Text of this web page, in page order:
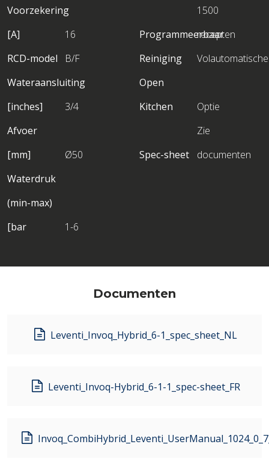
Voorzekering
[A]
16
RCD-model
B/F
Wateraansluiting
[inches]
3/4
Afvoer
[mm]
Ø50
Waterdruk
(min-max)
[bar
1-6
Programmeerbaar
1500
recepten
Reiniging
Volautomatische
Open
Kitchen
Optie
Spec-sheet
Zie
documenten
Documenten
Leventi_Invoq_Hybrid_6-1_spec_sheet_NL
Leventi_Invoq-Hybrid_6-1-1_spec-sheet_FR